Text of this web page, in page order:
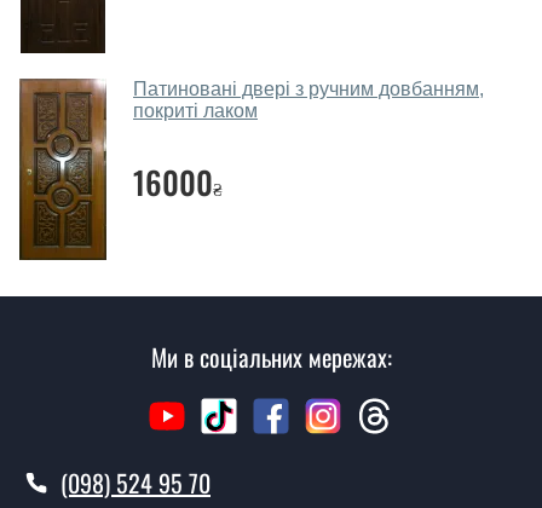
Скільки коштує викликати замірника?
Виклик замірника-консультанта коштує 450 грн.
Ви робите установку металевих
Так робимо. Монтаж металевих дверей проводиться
згідно з чергою, у всі дні крім неділі.
Антика?
Вартість встановлення дверей Антика - від 1600 грн.
Як швидко можете встановити двері
Антика?
У той самий день протягом кількох годин, за умови
наявності їх на складі, чи наступного дня.
Патиновані двері з ручним довбанням,
покриті лаком
16000₴
Ми в соціальних мережах:
(098) 524 95 70